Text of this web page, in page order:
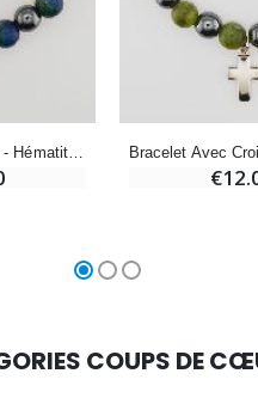
Bracelet Avec Croix - Hématite & Azurite
COUPS DE